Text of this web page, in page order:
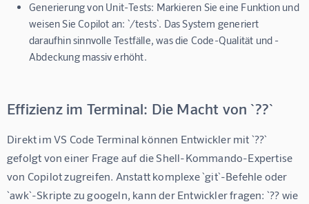
Generierung von Unit-Tests: Markieren Sie eine Funktion und
weisen Sie Copilot an: `/tests`. Das System generiert
daraufhin sinnvolle Testfälle, was die Code-Qualität und -
Abdeckung massiv erhöht.
Effizienz im Terminal: Die Macht von `??`
Direkt im VS Code Terminal können Entwickler mit `??`
gefolgt von einer Frage auf die Shell-Kommando-Expertise
von Copilot zugreifen. Anstatt komplexe `git`-Befehle oder
`awk`-Skripte zu googeln, kann der Entwickler fragen: `?? wie